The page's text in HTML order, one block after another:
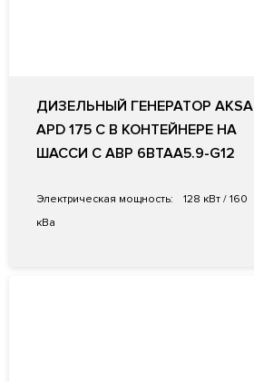
ДИЗЕЛЬНЫЙ ГЕНЕРАТОР AKSA
APD 175 C В КОНТЕЙНЕРЕ НА
ШАССИ С АВР 6BTAA5.9-G12
Электрическая мощность:
128 кВт / 160
кВа